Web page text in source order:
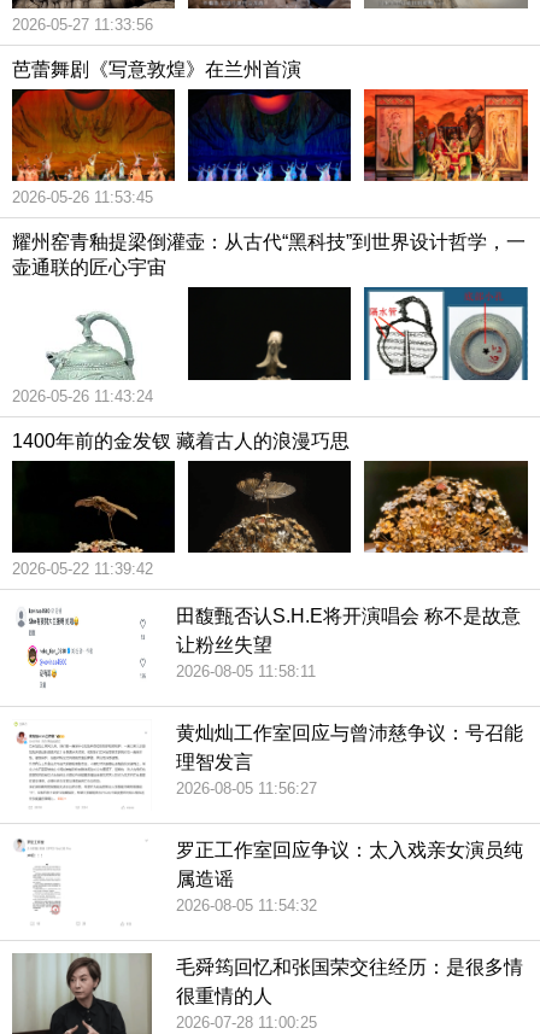
2026-05-27 11:33:56
芭蕾舞剧《写意敦煌》在兰州首演
2026-05-26 11:53:45
耀州窑青釉提梁倒灌壶：从古代“黑科技”到世界设计哲学，一
壶通联的匠心宇宙
2026-05-26 11:43:24
1400年前的金发钗 藏着古人的浪漫巧思
2026-05-22 11:39:42
田馥甄否认S.H.E将开演唱会 称不是故意
让粉丝失望
2026-08-05 11:58:11
黄灿灿工作室回应与曾沛慈争议：号召能
理智发言
2026-08-05 11:56:27
罗正工作室回应争议：太入戏亲女演员纯
属造谣
2026-08-05 11:54:32
毛舜筠回忆和张国荣交往经历：是很多情
很重情的人
2026-07-28 11:00:25